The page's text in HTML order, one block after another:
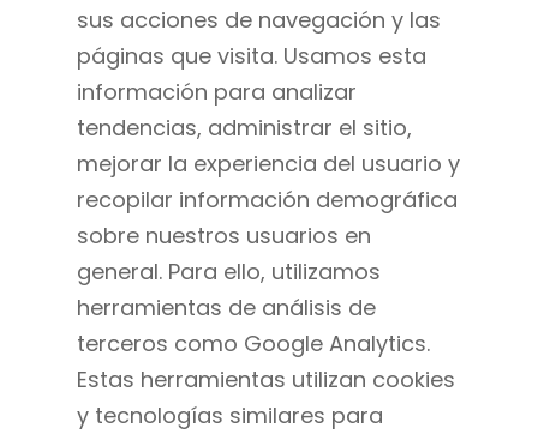
sus acciones de navegación y las
páginas que visita. Usamos esta
información para analizar
tendencias, administrar el sitio,
mejorar la experiencia del usuario y
recopilar información demográfica
sobre nuestros usuarios en
general. Para ello, utilizamos
herramientas de análisis de
terceros como Google Analytics.
Estas herramientas utilizan cookies
y tecnologías similares para